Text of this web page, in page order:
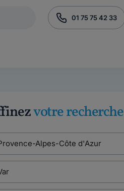
01 75 75 42 33
votre recherche